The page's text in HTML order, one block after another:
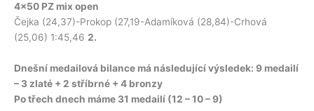
4×50 PZ mix open
Čejka (24,37)-Prokop (27,19-Adamíková (28,84)-Crhová
(25,06) 1:45,46 2.
Dnešní medailová bilance má následující výsledek: 9 medailí
– 3 zlaté + 2 stříbrné + 4 bronzy
Po třech dnech máme 31 medailí (12 – 10 – 9)